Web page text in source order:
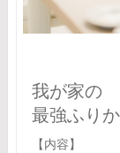
我が家の
最強ふり
【内容】